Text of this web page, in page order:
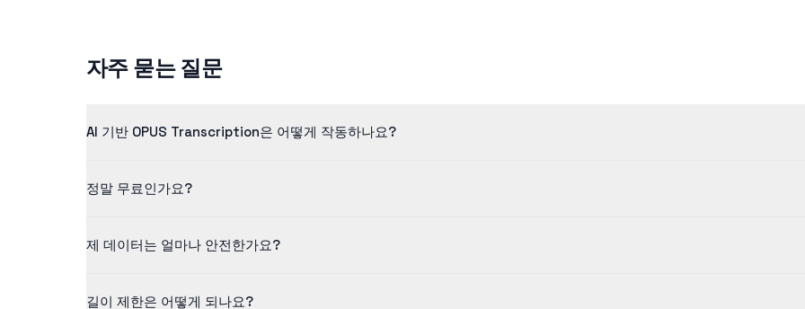
자주 묻는 질문
AI 기반 OPUS Transcription은 어떻게 작동하나요?
정말 무료인가요?
제 데이터는 얼마나 안전한가요?
길이 제한은 어떻게 되나요?